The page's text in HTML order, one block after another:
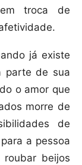
troca de
já existe
parte de sua
o amor que
morre de
de
a pessoa
beijos